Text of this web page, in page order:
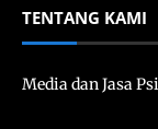
TENTANG KAMI
Media dan Jasa